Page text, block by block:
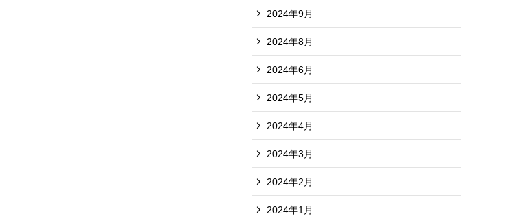
2024年9月
2024年8月
2024年6月
2024年5月
2024年4月
2024年3月
2024年2月
2024年1月